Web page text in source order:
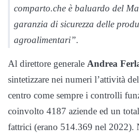
comparto.che è baluardo del
garanzia di sicurezza delle
agroalimentari”.
Al direttore generale Andrea
sintetizzare nei numeri l’attività
centro come sempre i controlli
coinvolto 4187 aziende ed un
fattrici (erano 514.369 nel